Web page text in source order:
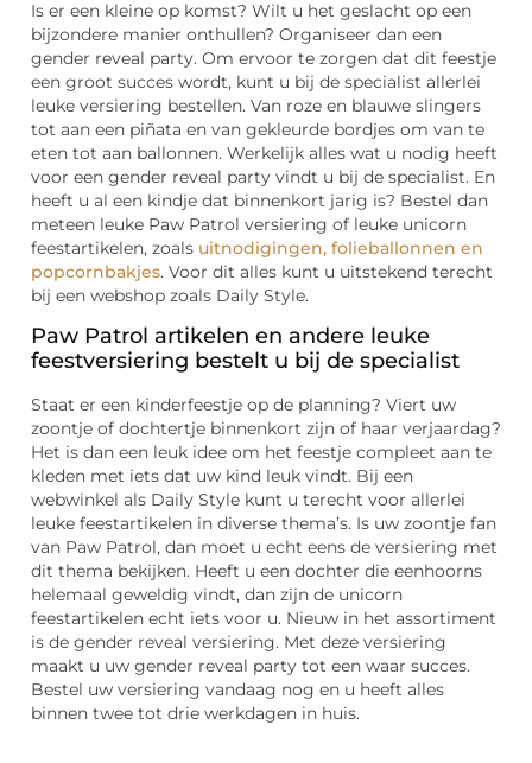
Is er een kleine op komst? Wilt u het geslacht op een
bijzondere manier onthullen? Organiseer dan een
gender reveal party. Om ervoor te zorgen dat dit feestje
een groot succes wordt, kunt u bij de specialist allerlei
leuke versiering bestellen. Van roze en blauwe slingers
tot aan een piñata en van gekleurde bordjes om van te
eten tot aan ballonnen. Werkelijk alles wat u nodig heeft
voor een gender reveal party vindt u bij de specialist. En
heeft u al een kindje dat binnenkort jarig is? Bestel dan
meteen leuke Paw Patrol versiering of leuke unicorn
feestartikelen, zoals uitnodigingen, folieballonnen en
popcornbakjes. Voor dit alles kunt u uitstekend terecht
bij een webshop zoals Daily Style.
Paw Patrol artikelen en andere leuke
feestversiering bestelt u bij de specialist
Staat er een kinderfeestje op de planning? Viert uw
zoontje of dochtertje binnenkort zijn of haar verjaardag?
Het is dan een leuk idee om het feestje compleet aan te
kleden met iets dat uw kind leuk vindt. Bij een
webwinkel als Daily Style kunt u terecht voor allerlei
leuke feestartikelen in diverse thema’s. Is uw zoontje fan
van Paw Patrol, dan moet u echt eens de versiering met
dit thema bekijken. Heeft u een dochter die eenhoorns
helemaal geweldig vindt, dan zijn de unicorn
feestartikelen echt iets voor u. Nieuw in het assortiment
is de gender reveal versiering. Met deze versiering
maakt u uw gender reveal party tot een waar succes.
Bestel uw versiering vandaag nog en u heeft alles
binnen twee tot drie werkdagen in huis.